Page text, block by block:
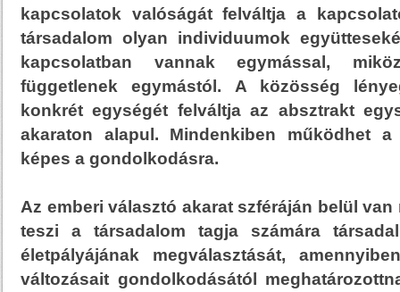
kapcsolatok valóságát felváltja a
társadalom olyan individuumok
kapcsolatban vannak egymással,
függetlenek egymástól. A közösség
konkrét egységét felváltja az absztrakt
akaraton alapul. Mindenkiben működhet
képes a gondolkodásra.
Az emberi választó akarat szféráján belül
teszi a társadalom tagja számára
életpályájának megválasztását,
változásait gondolkodásától